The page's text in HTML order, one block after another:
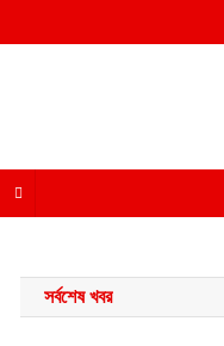
সর্বশেষ খবর